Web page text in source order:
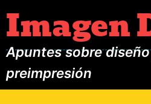
Imagen
Apuntes sobre
preimpresión